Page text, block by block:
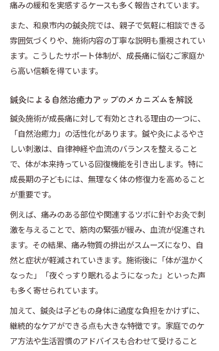
痛みの緩和を実感するケースも多く報告されています。
また、和泉市内の鍼灸院では、親子で気軽に相談できる
雰囲気づくりや、施術内容の丁寧な説明も重視されてい
ます。こうしたサポート体制が、成長痛に悩むご家庭か
ら高い信頼を得ています。
鍼灸による自然治癒力アップのメカニズムを解説
鍼灸施術が成長痛に対して有効とされる理由の一つに、
「自然治癒力」の活性化があります。鍼や灸によるやさ
しい刺激は、自律神経や血流のバランスを整えること
で、体が本来持っている回復機能を引き出します。特に
成長期の子どもには、無理なく体の修復力を高めること
が重要です。
例えば、痛みのある部位や関連するツボに針やお灸で刺
激を与えることで、筋肉の緊張が緩み、血流が促進され
ます。その結果、痛み物質の排出がスムーズになり、自
然と症状が軽減されていきます。施術後に「体が温かく
なった」「夜ぐっすり眠れるようになった」といった声
も多く寄せられています。
加えて、鍼灸は子どもの身体に過度な負担をかけずに、
継続的なケアができる点も大きな特徴です。家庭でのケ
ア方法や生活習慣のアドバイスも合わせて受けること